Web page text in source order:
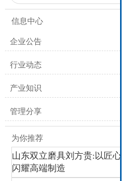
信息中心
企业公告
行业动态
产业知识
管理分享
为你推荐
山东双立磨具刘方贵:以匠心破
闪耀高端制造